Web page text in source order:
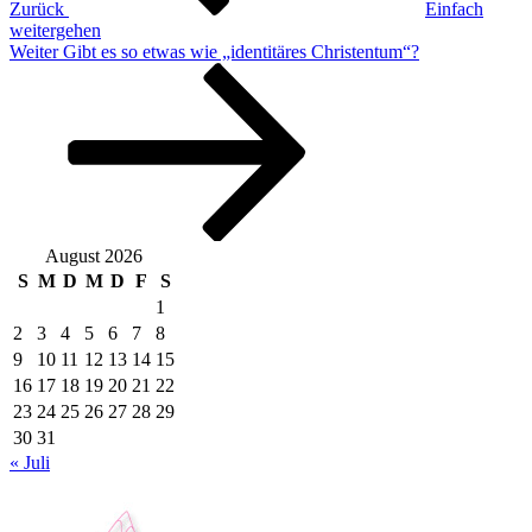
Zurück
Einfach
weitergehen
Nächster
Weiter Gibt es so etwas wie „identitäres Christentum“?
August 2026
S M D M D F
S
1
2
3 4 5 6 7
8
9
10 11 12 13 14 15
16 17 18 19 20 21 22
23 24 25 26 27 28 29
30 31
« Juli